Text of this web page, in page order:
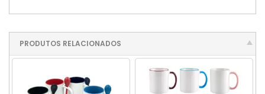
PRODUTOS RELACIONADOS